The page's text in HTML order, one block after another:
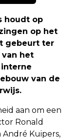
houdt op
op het
gebeurt ter
het
van de
aan om een
Ronald
André Kuipers,